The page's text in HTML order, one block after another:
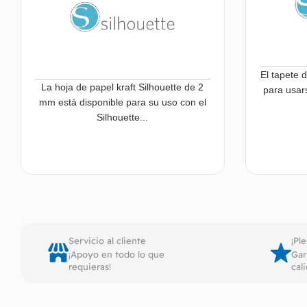
La hoja de papel kraft Silhouette de 2
mm está disponible para su uso con el
Silhouette...
El tapete
para
Servicio al cliente
¡Apoyo en todo lo que
requieras!